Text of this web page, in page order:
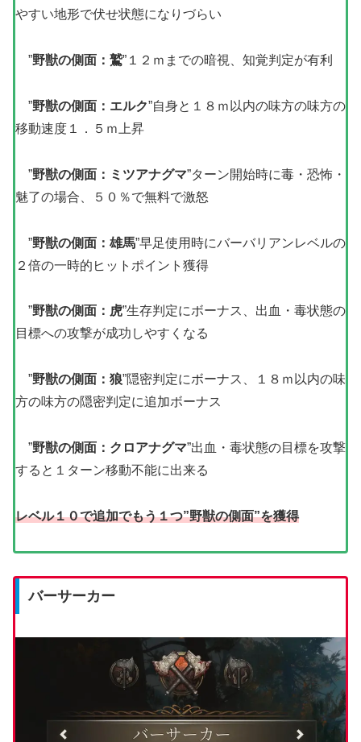
やすい地形で伏せ状態になりづらい
”野獣の側面：鷲”１２ｍまでの暗視、知覚判定が有利
”野獣の側面：エルク”自身と１８ｍ以内の味方の味方の
移動速度１．５ｍ上昇
”野獣の側面：ミツアナグマ”ターン開始時に毒・恐怖・
魅了の場合、５０％で無料で激怒
”野獣の側面：雄馬”早足使用時にバーバリアンレベルの
２倍の一時的ヒットポイント獲得
”野獣の側面：虎”生存判定にボーナス、出血・毒状態の
目標への攻撃が成功しやすくなる
”野獣の側面：狼”隠密判定にボーナス、１８ｍ以内の味
方の味方の隠密判定に追加ボーナス
”野獣の側面：クロアナグマ”出血・毒状態の目標を攻撃
すると１ターン移動不能に出来る
レベル１０で追加でもう１つ”野獣の側面”を獲得
バーサーカー